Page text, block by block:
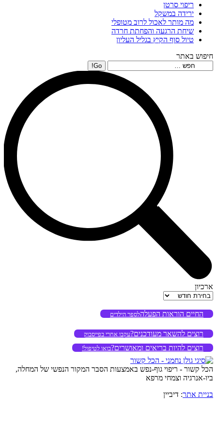
ריפוי סרטן
ירידה במשקל
מה מותר לאכול לרוב מטופלי
שיחת הרגעה והפחתת חרדה
טיול סוף הקיץ בגליל העליון
חיפוש באתר
Search:
ארכיון
ארכיון
החיים הוראות הפעלהלספר הילדים
רוצים להשאר מעודכנים?עקבו אחרי בפייסבוק
רוצים להיות בריאים ומאושרים?בואו לטיפול!
הכל קשור - ריפוי גוף-נפש באמצעות הסבר המקור הנפשי של המחלה,
ביו-אנרגיה וצמחי מרפא
בניית אתר: דיביין